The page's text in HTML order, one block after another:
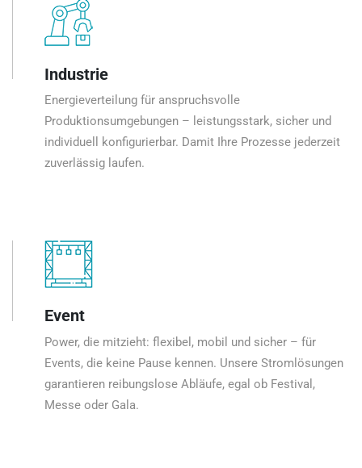
Industrie
Energieverteilung für anspruchsvolle
Produktionsumgebungen – leistungsstark, sicher und
individuell konfigurierbar. Damit Ihre Prozesse jederzeit
zuverlässig laufen.
Event
Power, die mitzieht: flexibel, mobil und sicher – für
Events, die keine Pause kennen. Unsere Stromlösungen
garantieren reibungslose Abläufe, egal ob Festival,
Messe oder Gala.